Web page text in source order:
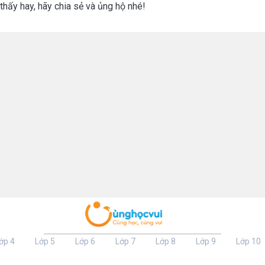
hay, hãy chia sẻ và ủng hộ nhé!
4 Lớp 5 Lớp 6 Lớp 7 Lớp 8 Lớp 9 Lớp 10